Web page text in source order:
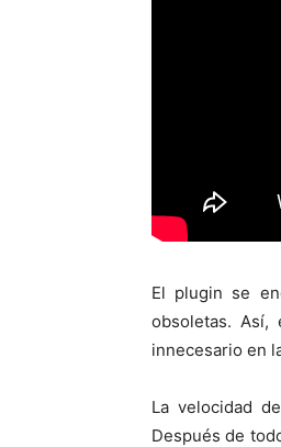
El plugin se
obsoletas. Así,
innecesario en
La velocidad
Después de